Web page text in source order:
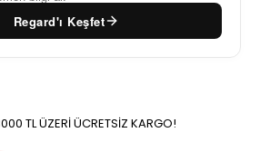
Regard'ı Keşfet
TL ÜZERİ ÜCRETSİZ KARGO!